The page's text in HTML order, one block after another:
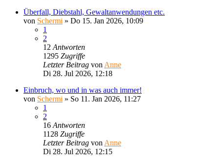
Überfall, Diebstahl, Gewaltanwendungen etc.
von Schermi » Do 15. Jan 2026, 10:09
1
2
12 Antworten
1295 Zugriffe
Letzter Beitrag von Anne
Di 28. Jul 2026, 12:18
Einbruch, wo und in was auch immer!
von Schermi » So 11. Jan 2026, 11:27
1
2
16 Antworten
1128 Zugriffe
Letzter Beitrag von Anne
Di 28. Jul 2026, 12:15